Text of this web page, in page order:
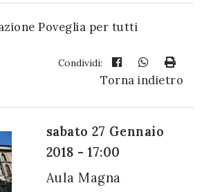
Poveglia per tutti
Condividi:
Torna indietro
sabato 27 Gennaio
2018 - 17:00
Aula Magna